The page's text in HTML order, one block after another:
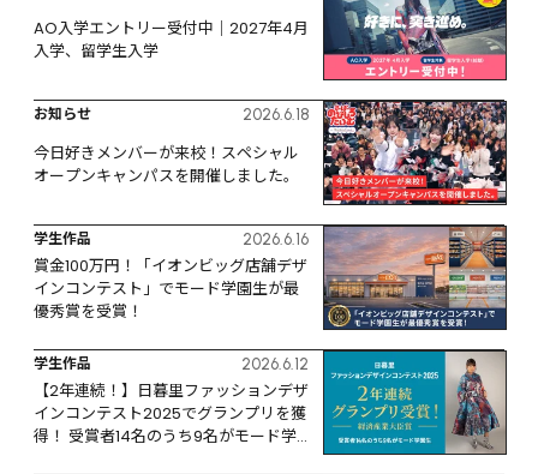
AO入学エントリー受付中｜2027年4月
入学、留学生入学
お知らせ 2026.6.18
今日好きメンバーが来校！スペシャル
オープンキャンパスを開催しました。
学生作品 2026.6.16
賞金100万円！「イオンビッグ店舗デザ
インコンテスト」でモード学園生が最
優秀賞を受賞！
学生作品 2026.6.12
【2年連続！】日暮里ファッションデザ
インコンテスト2025でグランプリを獲
得！ 受賞者14名のうち9名がモード学